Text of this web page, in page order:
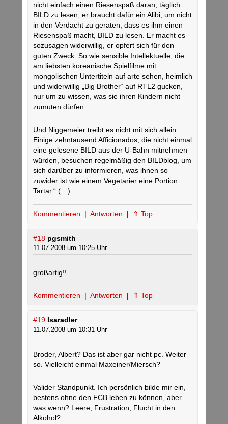
nicht einfach einen Riesenspaß daran, täglich
BILD zu lesen, er braucht dafür ein Alibi, um nicht
in den Verdacht zu geraten, dass es ihm einen
Riesenspaß macht, BILD zu lesen. Er macht es
sozusagen widerwillig, er opfert sich für den
guten Zweck. So wie sensible Intellektuelle, die
am liebsten koreanische Spielfilme mit
mongolischen Untertiteln auf arte sehen, heimlich
und widerwillig „Big Brother“ auf RTL2 gucken,
nur um zu wissen, was sie ihren Kindern nicht
zumuten dürfen.
Und Niggemeier treibt es nicht mit sich allein.
Einige zehntausend Afficionados, die nicht einmal
eine gelesene BILD aus der U-Bahn mitnehmen
würden, besuchen regelmäßig den BILDblog, um
sich darüber zu informieren, was ihnen so
zuwider ist wie einem Vegetarier eine Portion
Tartar.“ (…)
Kommentieren | Antworten | ⇑ Top
#18 pgsmith
11.07.2008 um 10:25 Uhr
großartig!!
Kommentieren | Antworten | ⇑ Top
#19 Isaradler
11.07.2008 um 10:31 Uhr
Broder, Albert? Das ist aber gar nicht pc. Weiter
so. Vielleicht einmal Maxeiner/Miersch?
Valider Standpunkt. Ich persönlich bilde mir ein,
bestens ohne den FCB leben zu können, aber
was wenn? Leere, Frustration, Flucht in den
Alkohol?